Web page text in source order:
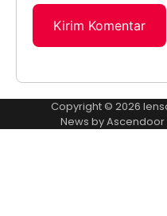
Copyright © 2026
News byAscendoor